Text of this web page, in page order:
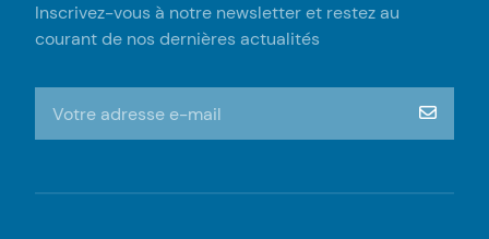
Inscrivez-vous à notre newsletter et restez au
courant de nos dernières actualités